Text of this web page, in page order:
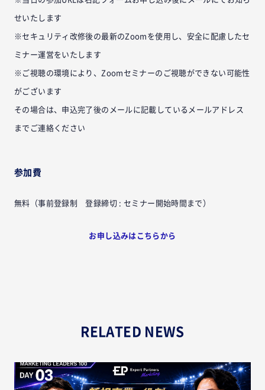
せいたします
※セキュリティ改修後の最新のZoomを使用し、安全に配慮したセ
ミナー運営をいたします
※ご視聴の環境により、Zoomセミナーのご視聴ができない可能性
がございます
その場合は、申込完了後のメールに記載しているメールアドレス
までご連絡ください
参加費
無料（事前登録制 登録締切 : セミナー開始時間まで）
お申し込みはこちらから
RELATED NEWS